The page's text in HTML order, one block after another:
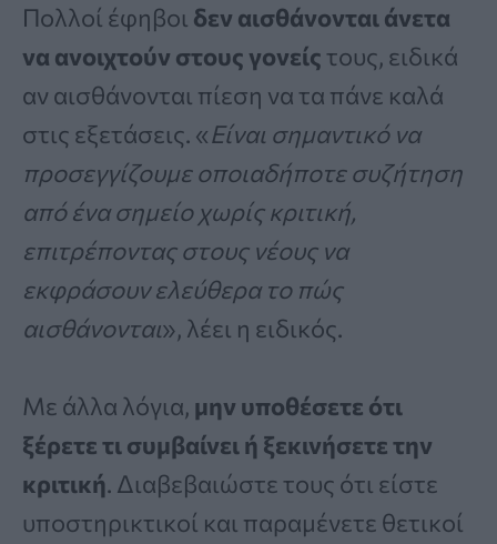
Πολλοί έφηβοι δεν αισθάνονται άνετα
να ανοιχτούν στους γονείς τους, ειδικά
αν αισθάνονται πίεση να τα πάνε καλά
στις εξετάσεις. «Είναι σημαντικό να
προσεγγίζουμε οποιαδήποτε συζήτηση
από ένα σημείο χωρίς κριτική,
επιτρέποντας στους νέους να
εκφράσουν ελεύθερα το πώς
αισθάνονται», λέει η ειδικός.
Με άλλα λόγια, μην υποθέσετε ότι
ξέρετε τι συμβαίνει ή ξεκινήσετε την
κριτική. Διαβεβαιώστε τους ότι είστε
υποστηρικτικοί και παραμένετε θετικοί